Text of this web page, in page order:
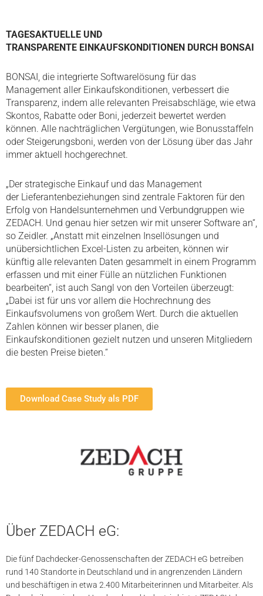
TAGESAKTUELLE UND
TRANSPARENTE EINKAUFSKONDITIONEN DURCH BONSAI
BONSAI, die integrierte Softwarelösung für das
Management aller Einkaufskonditionen, verbessert die
Transparenz, indem alle relevanten Preisabschläge, wie etwa
Skontos, Rabatte oder Boni, jederzeit bewertet werden
können. Alle nachträglichen Vergütungen, wie Bonusstaffeln
oder Steigerungsboni, werden von der Lösung über das Jahr
immer aktuell hochgerechnet.
„Der strategische Einkauf und das Management
der Lieferantenbeziehungen sind zentrale Faktoren für den
Erfolg von Handelsunternehmen und Verbundgruppen wie
ZEDACH. Und genau hier setzen wir mit unserer Software an“,
so Zeidler. „Anstatt mit einzelnen Insellösungen und
unübersichtlichen Excel-Listen zu arbeiten, können wir
künftig alle relevanten Daten gesammelt in einem Programm
erfassen und mit einer Fülle an nützlichen Funktionen
bearbeiten“, ist auch Sangl von den Vorteilen überzeugt:
„Dabei ist für uns vor allem die Hochrechnung des
Einkaufsvolumens von großem Wert. Durch die aktuellen
Zahlen können wir besser planen, die
Einkaufskonditionen gezielt nutzen und unseren Mitgliedern
die besten Preise bieten.“
Download Case Study als PDF
Über ZEDACH eG:
Die fünf Dachdecker-Genossenschaften der ZEDACH eG betreiben
rund 140 Standorte in Deutschland und in angrenzenden Ländern
und beschäftigen in etwa 2.400 Mitarbeiterinnen und Mitarbeiter. Als